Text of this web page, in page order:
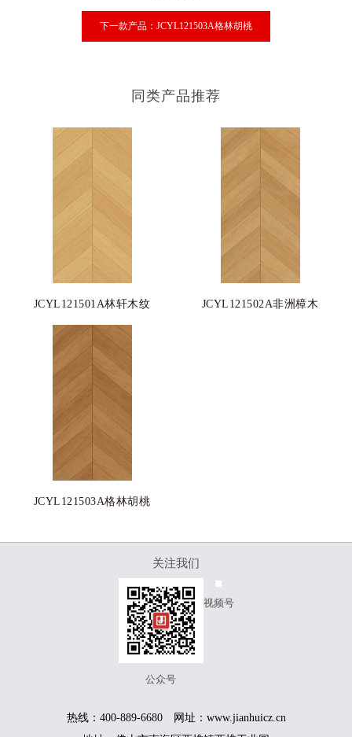
下一款产品：JCYL121503A格林胡桃
同类产品推荐
JCYL121501A林轩木纹 JCYL121502A非洲樟木
JCYL121503A格林胡桃
关注我们
公众号
视频号
热线：400-889-6680 网址：www.jianhuicz.cn